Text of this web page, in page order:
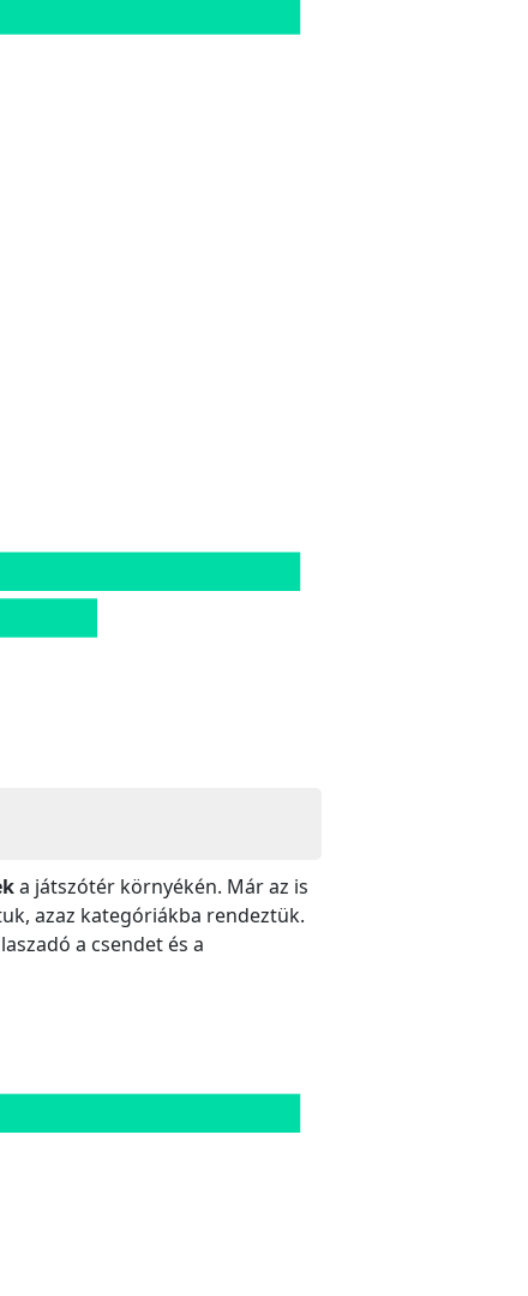
a játszótér környékén. Már az is
azaz kategóriákba rendeztük.
a csendet és a